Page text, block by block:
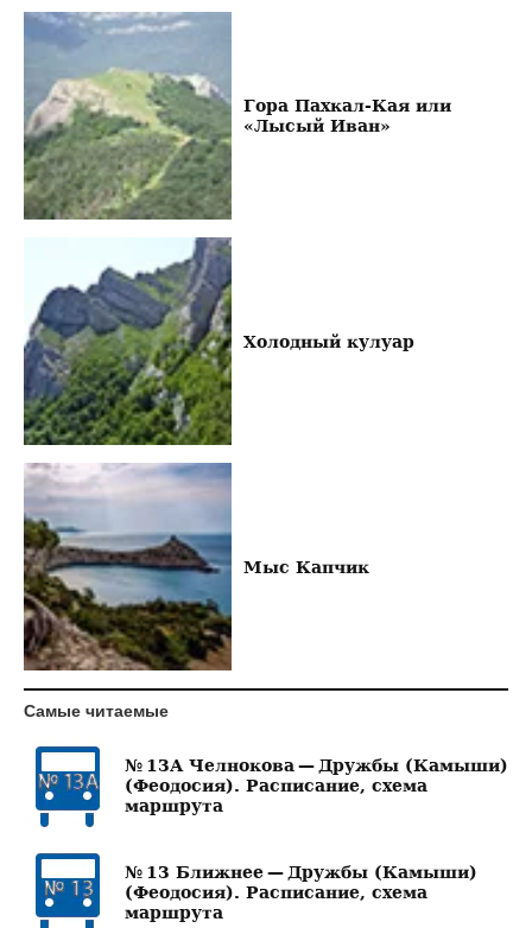
Гора Пахкал-Кая или
«Лысый Иван»
Холодный кулуар
Мыс Капчик
Самые читаемые
№ 13А Челнокова — Дружбы (Камыши)
(Феодосия). Расписание, схема
маршрута
№ 13 Ближнее — Дружбы (Камыши)
(Феодосия). Расписание, схема
маршрута